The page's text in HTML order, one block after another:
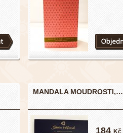
MANDALA MOUDROSTI,…
184 Kč